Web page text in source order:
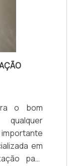
o bom
em
para